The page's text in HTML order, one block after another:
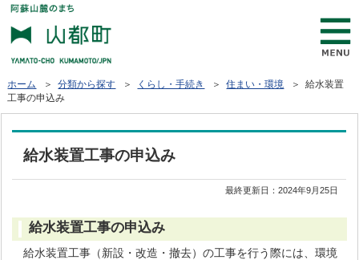
ホーム ＞分類から探す ＞ くらし・手続き ＞住まい・環境
＞ 給水装置
工事の申込み
給水装置工事の申込み
最終更新日：2024年9月25日
給水装置工事の申込み
給水装置工事（新設・改造・撤去）の工事を行う際には、環境